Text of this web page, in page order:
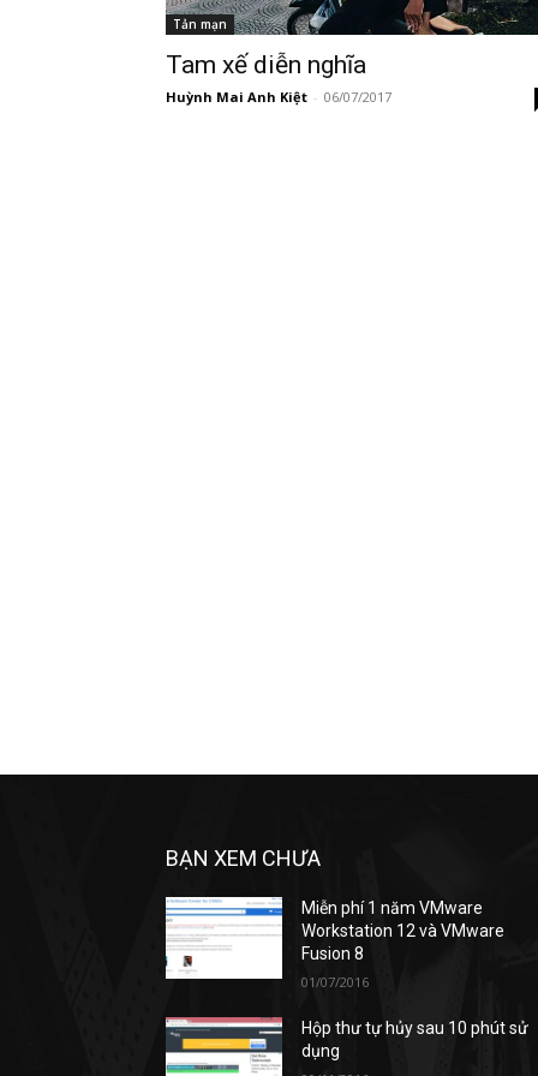
Tản mạn
Tam xế diễn nghĩa
Huỳnh Mai Anh Kiệt - 06/07/2017
BẠN XEM CHƯA
Miễn phí 1 năm VMware
Workstation 12 và VMware
Fusion 8
01/07/2016
Hộp thư tự hủy sau 10 phút sử
dụng